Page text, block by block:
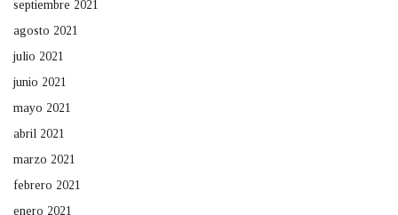
septiembre 2021
agosto 2021
julio 2021
junio 2021
mayo 2021
abril 2021
marzo 2021
febrero 2021
enero 2021